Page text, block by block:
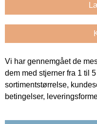
Vi har gennemgået de
dem med stjerner fra 1 til
sortimentstørrelse,
betingelser,